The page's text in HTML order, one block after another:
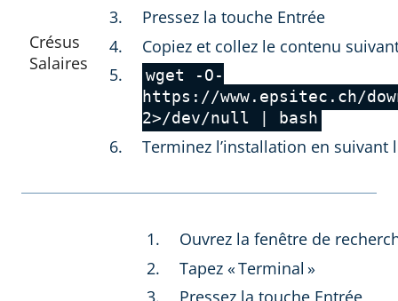
Crésus
Salaires
Pressez la touche Entrée
Copiez et collez le contenu
wget -O-
https://www.epsitec.ch/
2>/dev/null | bash
Terminez l’installation en suivant
Ouvrez la fenêtre de
Tapez « Terminal »